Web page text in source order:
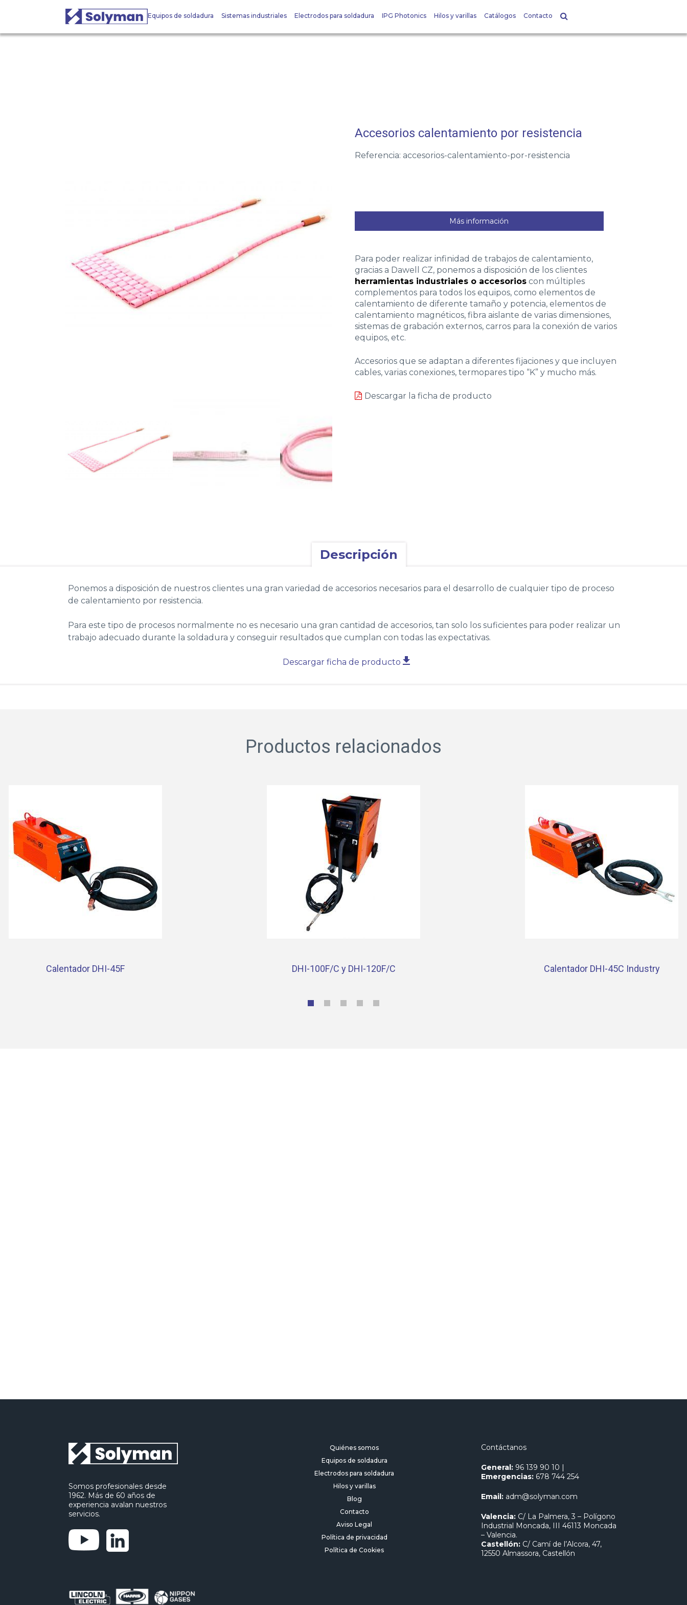
Equipos de soldadura Sistemas industriales Electrodos para soldadura IPG Photonics Hilos y varillas Catálogos Contacto
Referencia: accesorios-calentamiento-por-resistencia
Para poder realizar infinidad de trabajos de calentamiento,
gracias a Dawell CZ, ponemos a disposición de los clientes
herramientas industrialeso accesorioscon múltiples
complementos para todos los equipos, como elementos de
calentamiento de diferente tamaño y potencia, elementos de
calentamiento magnéticos, fibra aislante de varias dimensiones,
sistemas de grabación externos, carros para la conexión de varios
equipos, etc.
Accesorios que se adaptan a diferentes fijaciones y que incluyen
cables, varias conexiones, termopares tipo “K” y mucho más.
Descargar la ficha de producto
Más información
Accesorios calentamiento por resistencia
Descripción
Ponemos a disposición de nuestros clientes una gran variedad de accesorios necesarios para el desarrollo de cualquier tipo de proceso
decalentamiento por resistencia.
Para este tipo de procesos normalmente no es necesario una gran cantidad de accesorios, tan solo los suficientes para poder realizar un
trabajo adecuado durante la soldadura y conseguir resultados que cumplan con todas las expectativas.
Descargar ficha de producto
Productos relacionados
Calentador DHI-45F DHI-100F/C y DHI-120F/C Calentador DHI-45C Industry
Somos profesionales desde
1962. Más de 60 años de
experiencia avalan nuestros
servicios.
Quiénes somos
Equipos de soldadura
Electrodos para soldadura
Hilos y varillas
Blog
Contacto
Aviso Legal
Política de privacidad
Política de Cookies
Contáctanos
General: 96 139 90 10 |
Emergencias: 678 744 254
Email: adm@solyman.com
Valencia:C/ La Palmera, 3 – Polígono
Industrial Moncada, III 46113 Moncada
– Valencia.
Castellón:C/ Camí de l’Alcora, 47,
12550 Almassora, Castellón